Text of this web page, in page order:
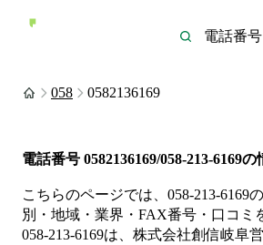
058 0582136169
電話番号 0582136169/058-213-6169の
こちらのページでは、 058-213-6169
別・地域・業界・FAX番号・口コミ
058-213-6169は、 株式会社創信岐阜